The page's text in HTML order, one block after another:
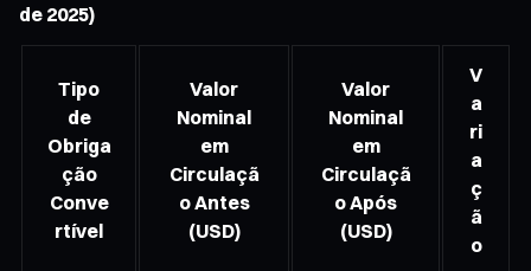
de 2025)
Tipo
de
Obriga
ção
Conve
rtível
Valor
Nominal
em
Circulaçã
o Antes
(USD)
Valor
Nominal
em
Circulaçã
o Após
(USD)
V
a
ri
a
ç
ã
o